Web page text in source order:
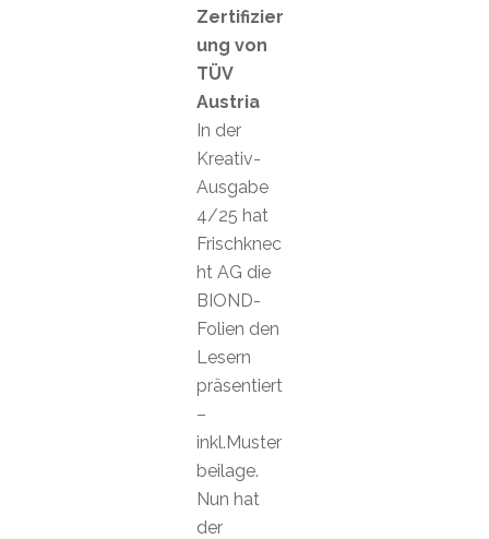
Zertifizier
ung von
TÜV
Austria
In der
Kreativ-
Ausgabe
4/25 hat
Frischknec
ht AG die
BIOND-
Folien den
Lesern
präsentiert
–
inkl.Muster
beilage.
Nun hat
der